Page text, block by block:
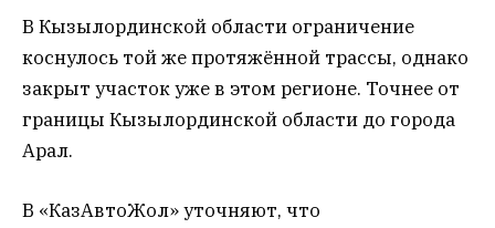
В Кызылординской области ограничение
коснулось той же протяжённой трассы, однако
закрыт участок уже в этом регионе. Точнее от
границы Кызылординской области до города
Арал.
В «КазАвтоЖол» уточняют, что